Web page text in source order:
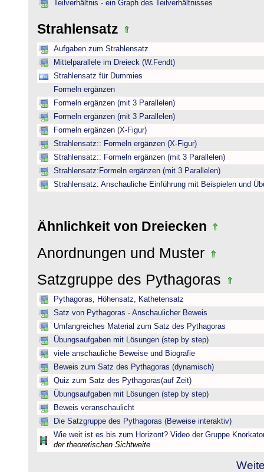
Teilverhältnis - ein Graph des Teilverhältnisses
Strahlensatz
Aufgaben zum Strahlensatz
Mittelparallele im Dreieck (W.Fendt)
Strahlensatz für Dummies
Formeln ergänzen
Formeln ergänzen (mit 3 Parallelen)
Formeln ergänzen (mit 3 Parallelen)
Formeln ergänzen (X-Figur)
Strahlensatz:: Formeln ergänzen (X-Figur)
Strahlensatz:: Formeln ergänzen (mit 3 Parallelen)
Strahlensatz:Formeln ergänzen (mit 3 Parallelen)
Strahlensatz: Anschauliche Einführung mit Beispielen und
Ähnlichkeit von Dreiecken
Anordnungen und Muster
Satzgruppe des Pythagoras
Pythagoras, Höhensatz, Kathetensatz
Satz von Pythagoras - Anschaulicher Beweis
Umfangreiches Material zum Satz des Pythagoras
Übungsaufgaben mit Lösungen (step by step)
viele anschauliche Beweise und Biografie
Beweis zum Satz des Pythagoras (dynamisch)
Quiz zum Satz des Pythagoras(auf Zeit)
Übungsaufgaben mit Lösungen (step by step)
Beweis veranschaulicht
Die Satzgruppe des Pythagoras (Beweise interaktiv)
Wie weit ist es bis zum Horizont? Video der Gruppe
der theoretischen Sichtweite